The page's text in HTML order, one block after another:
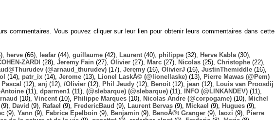
commentaires. Vous pouvez cliquer sur leur lien pour obtenir leurs commentaires dans cette
herve (66), leafar (44), guillaume (42), Laurent (40), philippe (32), Herve Kabla (30),
ZARDI (28), Jeremy Fain (27), Olivier (27), Marc (27), Nicolas (25), Christophe (22),
(@arnaud_thurudev) (17), Jeremy (16), OlivierJ (16), JustinThemiddle (16),
(14), patr_ix (14), Jerome (13), Lionel LaskÃ© (@lionellaske) (13),
Pierre Mawas (@Pem)
Pascal (12), anj (12), /Olivier (12), Phil Jeudy (12), Benoit (12), jean (12),
Louis van Proosdij
Antoine (11), dparmen1 (11), (@slebarque) (@slebarque) (11), INFO (@LINKANDEV) (11),
(10), Vincent (10), Philippe Marques (10), Nicolas Andre (@corpogame) (10),
Michel
(9), David (9), Rafael (9), FredericBaud (9), Laurent Bervas (9), Mickael (9), Hugues (9),
(9), Yann (9), Fabrice Epelboin (9), Benjamin (9), BenoÃ®t Granger (9), laozi (9),
Pierre